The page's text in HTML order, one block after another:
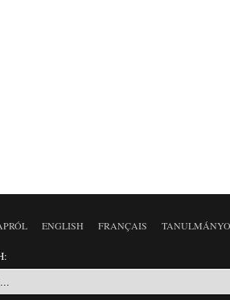
ENGLISH FRANÇAIS